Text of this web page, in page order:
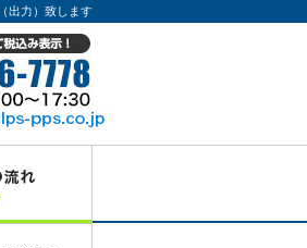
出力）致します